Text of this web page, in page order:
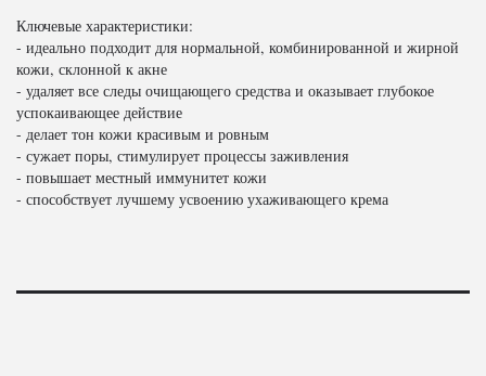
Ключевые характеристики:
- идеально подходит для нормальной, комбинированной и жирной
кожи, склонной к акне
- удаляет все следы очищающего средства и оказывает глубокое
успокаивающее действие
- делает тон кожи красивым и ровным
- сужает поры, стимулирует процессы заживления
- повышает местный иммунитет кожи
- способствует лучшему усвоению ухаживающего крема